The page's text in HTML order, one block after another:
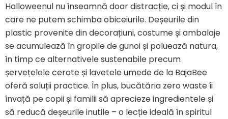
Halloweenul nu înseamnă doar distracție, ci și modul în
care ne putem schimba obiceiurile. Deșeurile din
plastic provenite din decorațiuni, costume și ambalaje
se acumulează în gropile de gunoi și poluează natura,
în timp ce alternativele sustenabile precum
șervețelele cerate și lavetele umede de la BajaBee
oferă soluții practice. În plus, bucătăria zero waste îi
învață pe copii și familii să aprecieze ingredientele și
să reducă deșeurile inutile – o lecție ideală în spiritul